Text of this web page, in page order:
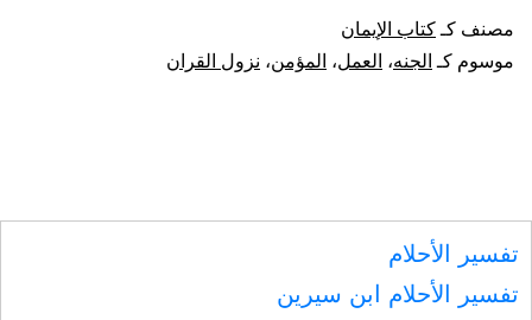
أن
مصنف كـ كتاب الإيمان
موسوم كـ الجنه، العمل، المؤمن، نزول القران
تفسير الأحلام
تفسير الأحلام ابن سيرين